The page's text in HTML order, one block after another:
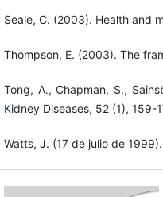
Seale, C. (2003). Health and
Thompson, E. (2003). The
Tong, A., Chapman, S.,
Kidney Diseases, 52 (1), 159-
Watts, J. (17 de julio de